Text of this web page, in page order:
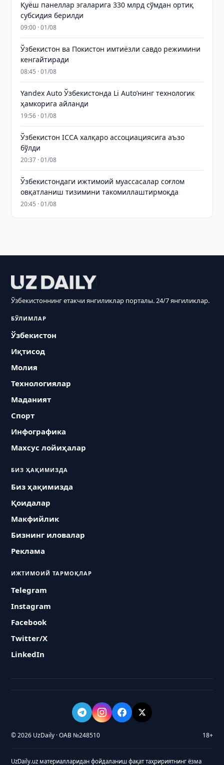
Қуёш панеллар эгаларига 330 млрд сўмдан ортиқ
субсидия берилди
09:00 · 01/08
Ўзбекистон ва Покистон имтиёзли савдо режимини
кенгайтиради
08:45 · 01/08
Yandex Auto Ўзбекистонда Li Auto’нинг технологик
ҳамкорига айланди
19:56 · 01/08
Ўзбекистон ICCA халқаро ассоциациясига аъзо
бўлди
20:37 · 01/08
Ўзбекистондаги ижтимоий муассасалар соғлом
овқатланиш тизимини такомиллаштирмоқда
20:45 · 01/08
Ўзбекистоннинг етакчи янгиликлар порталы. 24/7 янгиликлар.
БЎЛИМЛАР
Ўзбекистон
Иқтисод
Молия
Технологиялар
Маданият
Спорт
Инфографика
Махсус лойиҳалар
БИЗ ҲАҚИМИЗДА
Биз ҳақимизда
Қоидалар
Макфийлик
Бизнинг иловалар
Реклама
ИЖТИМОИЙ ТАРМОҚЛАР
Telegram
Instagram
Facebook
Twitter/X
LinkedIn
© 2026 UzDaily · ОАВ №248510 18+
UzDaily.uz материалларидан фойдаланиш фақат таҳририятнинг ёзма